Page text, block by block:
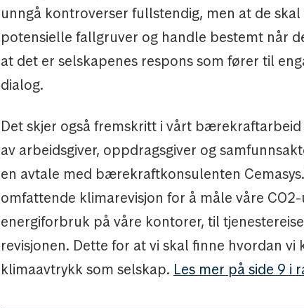
unngå kontroverser fullstendig, men at de
potensielle fallgruver og handle bestemt når
at det er selskapenes respons som fører til
dialog.
Det skjer også fremskritt i vårt bærekraftarbeid
av arbeidsgiver, oppdragsgiver og
en avtale med bærekraftkonsulenten
omfattende klimarevisjon for å måle våre
energiforbruk på våre kontorer, til
revisjonen. Dette for at vi skal finne hvordan vi
klimaavtrykk som selskap. Les mer på side 9 i